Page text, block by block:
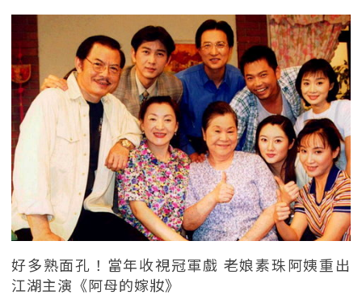
好多熟面孔！當年收視冠軍戲 老娘素珠阿姨重出
江湖主演《阿母的嫁妝》